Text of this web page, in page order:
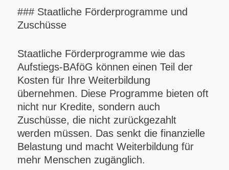
### Staatliche Förderprogramme und
Zuschüsse
Staatliche Förderprogramme wie das
Aufstiegs-BAföG können einen Teil der
Kosten für Ihre Weiterbildung
übernehmen. Diese Programme bieten oft
nicht nur Kredite, sondern auch
Zuschüsse, die nicht zurückgezahlt
werden müssen. Das senkt die finanzielle
Belastung und macht Weiterbildung für
mehr Menschen zugänglich.